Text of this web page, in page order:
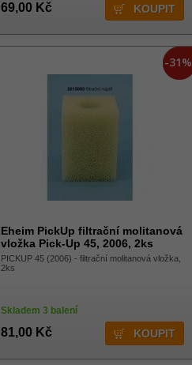
69,00 Kč
-31%
Eheim PickUp filtrační molitanová
vložka Pick-Up 45, 2006, 2ks
PICKUP 45 (2006) - filtrační molitanová vložka,
2ks
Skladem 3 balení
81,00 Kč